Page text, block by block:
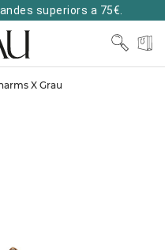
superiors a 75€.
X Grau